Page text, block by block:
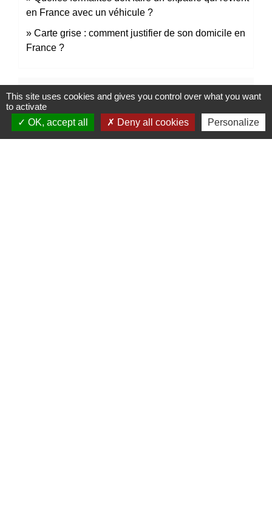
en France avec un véhicule ?
Carte grise : comment justifier de son domicile en
France ?
Pour en savoir plus
Importation en France d'un véhicule
This site uses cookies and gives you control over what you want
to activate
OK, accept all
Deny all cookies Personalize